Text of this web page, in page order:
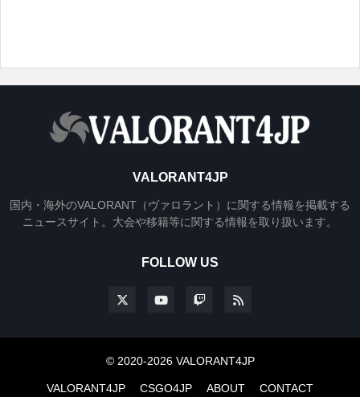
VALORANT4JP
国内・海外のVALORANT（ヴァロラント）に関する情報を掲載する
ニュースサイト。大会や移籍等に関する情報を取り扱います。
FOLLOW US
© 2020-2026 VALORANT4JP
VALORANT4JP CSGO4JP ABOUT CONTACT